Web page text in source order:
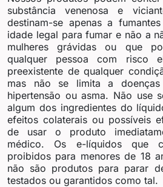
substância venenosa e
destinam-se apenas a
idade legal para fumar e não a
mulheres grávidas ou que
qualquer pessoa com risco
preexistente de qualquer
mas não se limita a doenças
hipertensão ou asma. Não use
algum dos ingredientes do
efeitos colaterais ou possíveis
de usar o produto
médico. Os e-líquidos que
proibidos para menores de 18
não são produtos para parar
testados ou garantidos como tal.